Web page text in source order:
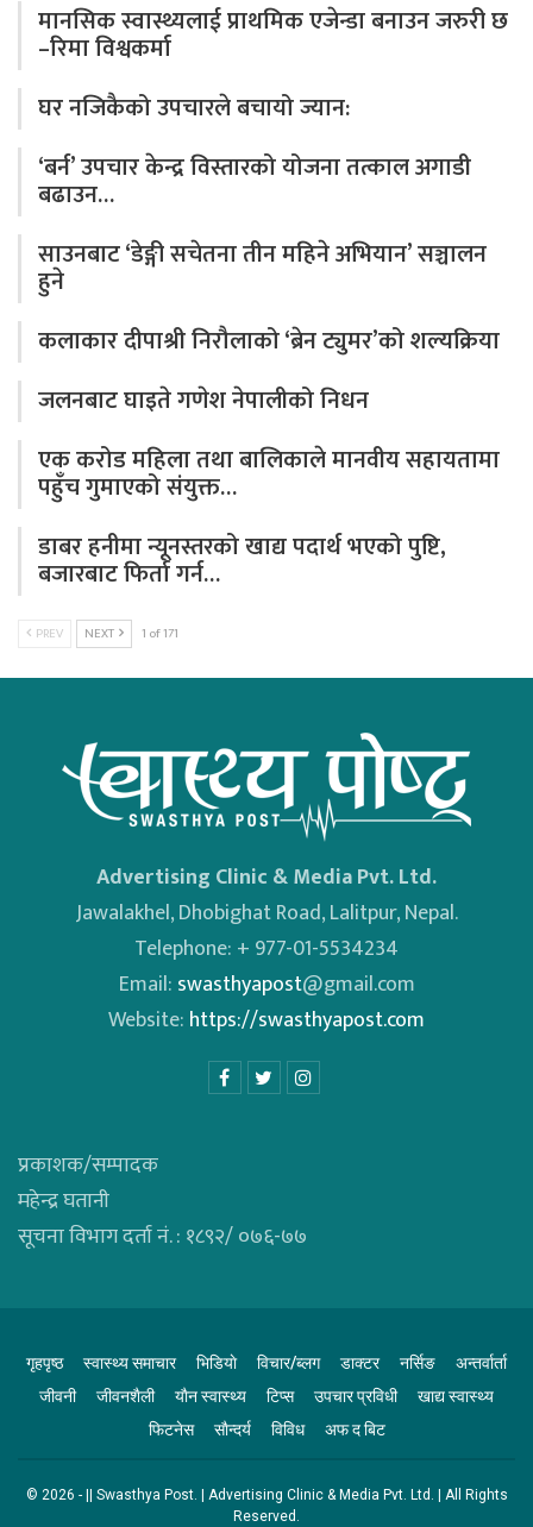
मानसिक स्वास्थ्यलाई प्राथमिक एजेन्डा बनाउन जरुरी छ
–रिमा विश्वकर्मा
घर नजिकैको उपचारले बचायो ज्यान:
‘बर्न’ उपचार केन्द्र विस्तारको योजना तत्काल अगाडी
बढाउन…
साउनबाट ‘डेङ्गी सचेतना तीन महिने अभियान’ सञ्चालन
हुने
कलाकार दीपाश्री निरौलाको ‘ब्रेन ट्युमर’को शल्यक्रिया
जलनबाट घाइते गणेश नेपालीको निधन
एक करोड महिला तथा बालिकाले मानवीय सहायतामा
पहुँच गुमाएको संयुक्त…
डाबर हनीमा न्यूनस्तरको खाद्य पदार्थ भएको पुष्टि,
बजारबाट फिर्ता गर्न…
PREV NEXT 1 of 171
Advertising Clinic & Media Pvt. Ltd.
Jawalakhel, Dhobighat Road, Lalitpur, Nepal.
Telephone: + 977-01-5534234
Email: swasthyapost@gmail.com
Website: https://swasthyapost.com
प्रकाशक/सम्पादक
महेन्द्र घतानी
सूचना विभाग दर्ता नं. : १८९२/ ०७६-७७
गृहपृष्ठ स्वास्थ्य समाचार भिडियाे विचार/ब्लग डाक्टर नर्सिङ
अन्तर्वार्ता
जीवनी
जीवनशैली याैन स्वास्थ्य टिप्स उपचार प्रविधी
खाद्य स्वास्थ्य
फिटनेस
साैन्दर्य विविध अफ द बिट
© 2026 - || Swasthya Post. | Advertising Clinic & Media Pvt. Ltd. | All Rights
Reserved.